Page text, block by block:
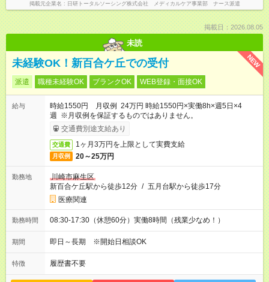
掲載元企業名 日研トータルソーシング株式会社 メディカルケア事業部 ナース派遣
掲載日：2026.08.05
未読
NEW
未経験OK！新百合ケ丘での受付
派遣 職種未経験OK ブランクOK WEB登録・面接OK
給与
時給1550円 月収例 24万円 時給1550円×実働8h×週5日×4
週 ※月収例を保証するものではありません。
交通費別途支給あり
交通費 1ヶ月3万円を上限として実費支給
月収例 20～25万円
勤務地
川崎市麻生区
新百合ケ丘駅から徒歩12分 / 五月台駅から徒歩17分
医療関連
勤務時間 08:30-17:30（休憩60分）実働8時間（残業少なめ！）
期間 即日～長期 ※開始日相談OK
特徴 履歴書不要